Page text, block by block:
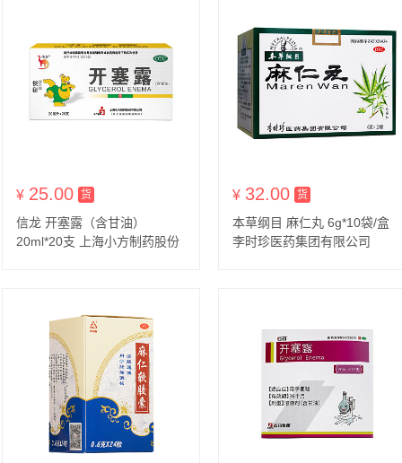
¥ 25.00 货
信龙 开塞露（含甘油）
20ml*20支 上海小方制药股份
¥ 32.00 货
本草纲目 麻仁丸 6g*10袋/盒
李时珍医药集团有限公司